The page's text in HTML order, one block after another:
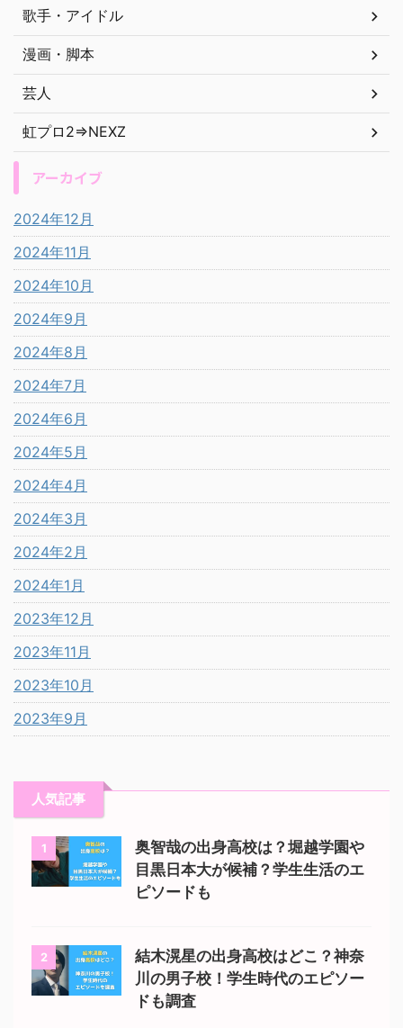
歌手・アイドル
漫画・脚本
芸人
虹プロ2⇒NEXZ
アーカイブ
2024年12月
2024年11月
2024年10月
2024年9月
2024年8月
2024年7月
2024年6月
2024年5月
2024年4月
2024年3月
2024年2月
2024年1月
2023年12月
2023年11月
2023年10月
2023年9月
人気記事
1
奥智哉の出身高校は？堀越学園や
目黒日本大が候補？学生生活のエ
ピソードも
2
結木滉星の出身高校はどこ？神奈
川の男子校！学生時代のエピソー
ドも調査